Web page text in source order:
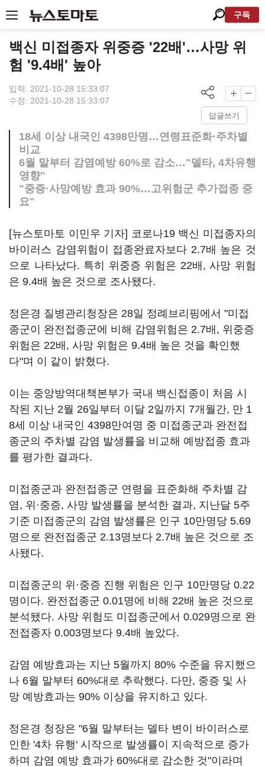
구독
백신 미접종자 위중증 '22배'…사망 위
험 '9.4배' 높아
입력: 2021-10-28 15:33:07
수정: 2021-10-28 15:33:07
답글쓰기
18세 이상 내국인 4398만명…연령표준화·주차별
비교
6월 말부터 감염예방 60%로 감소…"델타, 4차유행
영향"
"중증·사망예방 효과 90%…고위험군 추가접종 중
요"
[뉴스토마토 이민우 기자] 코로나19 백신 미접종자의
바이러스 감염위험이 접종완료자보다 2.7배 높은 것
으로 나타났다. 특히 위중증 위험은 22배, 사망 위험
은 9.4배 높은 것으로 조사됐다.
정은경 질병관리청장은 28일 정례브리핑에서 "미접
종군이 완전접종군에 비해 감염위험은 2.7배, 위중증
위험은 22배, 사망 위험은 9.4배 높은 것을 확인했
다"며 이 같이 밝혔다.
이는 중앙방역대책본부가 국내 백신접종이 처음 시
작된 지난 2월 26일부터 이달 2일까지 7개월간, 만 1
8세 이상 내국인 4398만여명 중 미접종군과 완전접
종군의 주차별 감염 발생률을 비교해 예방접종 효과
를 평가한 결과다.
미접종군과 완전접종군 연령을 표준화해 주차별 감
염, 위·중증, 사망 발생률을 분석한 결과, 지난달 5주
기준 미접종군의 감염 발생률은 인구 10만명당 5.69
명으로 완전접종군 2.13명보다 2.7배 높은 것으로 조
사됐다.
미접종군의 위·중증 진행 위험은 인구 10만명당 0.22
명이다. 완전접종군 0.01명에 비해 22배 높은 것으로
분석됐다. 사망 위험도 미접종군에서 0.029명으로 완
전접종자 0.003명보다 9.4배 높았다.
감염 예방효과는 지난 5월까지 80% 수준을 유지했으
나 6월 말부터 60%대로 추락했다. 다만, 중증 및 사
망 예방효과는 90% 이상을 유지하고 있다.
정은경 청장은 "6월 말부터는 델타 변이 바이러스로
인한 '4차 유행' 시작으로 발생률이 지속적으로 증가
하며 감염 예방 효과가 60%대로 감소한 것"이라며